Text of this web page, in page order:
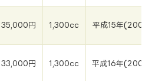
35,000円 1,300cc 平成15年(2003
33,000円 1,300cc 平成16年(2004